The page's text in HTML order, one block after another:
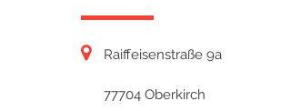
Raiffeisenstraße 9a
77704 Oberkirch